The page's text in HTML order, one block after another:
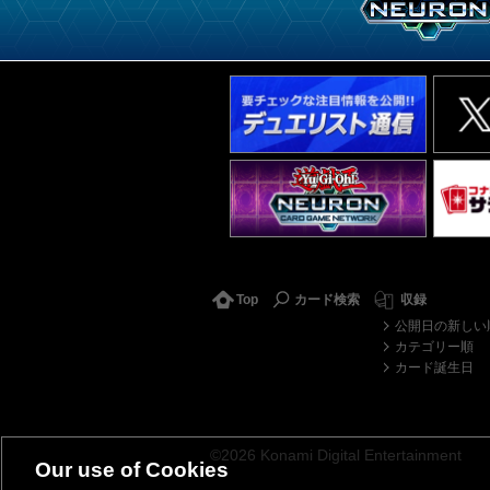
Top カード検索
収録
公開日の新しい
カテゴリー順
カード誕生日
©2026 Konami Digital Entertainment
Our use of Cookies